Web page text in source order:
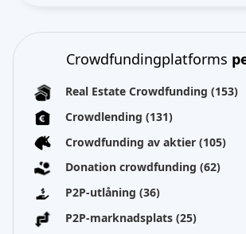
Crowdfundingplatforms
Real Estate Crowdfunding (153)
Crowdlending (131)
Crowdfunding av aktier (105)
Donation crowdfunding (62)
P2P-utlåning (36)
P2P-marknadsplats (25)